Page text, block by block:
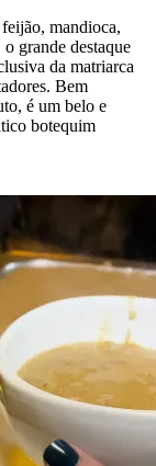
mandioca,
grande destaque
da matriarca
Bem
é um belo e
botequim